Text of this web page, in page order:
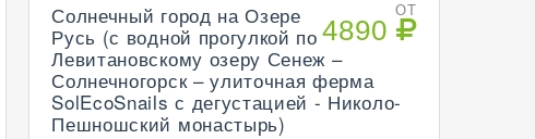
ОТ
4890
Солнечный город на Озере
Русь (с водной прогулкой по
Левитановскому озеру Сенеж –
Солнечногорск – улиточная ферма
SolEcoSnails с дегустацией - Николо-
Пешношский монастырь)